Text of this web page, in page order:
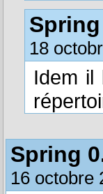
18
Idem il
Spring
16 octobre